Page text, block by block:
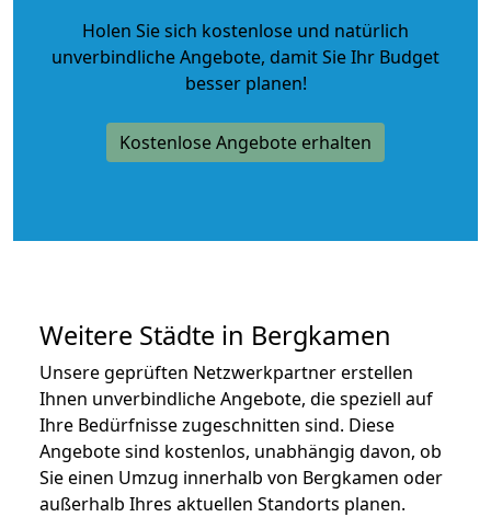
Holen Sie sich kostenlose und natürlich
unverbindliche Angebote, damit Sie Ihr Budget
besser planen!
Kostenlose Angebote erhalten
Weitere Städte in Bergkamen
Unsere geprüften Netzwerkpartner erstellen
Ihnen unverbindliche Angebote, die speziell auf
Ihre Bedürfnisse zugeschnitten sind. Diese
Angebote sind kostenlos, unabhängig davon, ob
Sie einen Umzug innerhalb von Bergkamen oder
außerhalb Ihres aktuellen Standorts planen.